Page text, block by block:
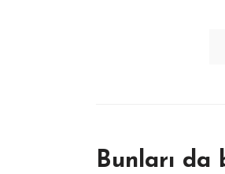
Bunları da